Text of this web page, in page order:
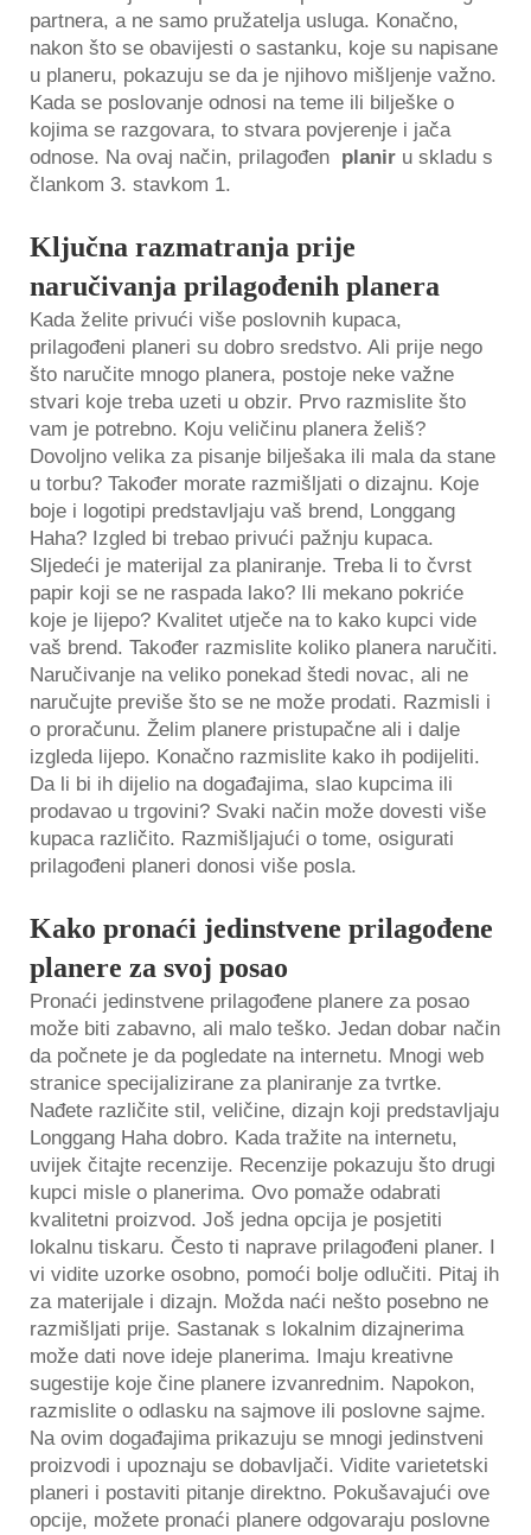
partnera, a ne samo pružatelja usluga. Konačno,
nakon što se obavijesti o sastanku, koje su napisane
u planeru, pokazuju se da je njihovo mišljenje važno.
Kada se poslovanje odnosi na teme ili bilješke o
kojima se razgovara, to stvara povjerenje i jača
odnose. Na ovaj način, prilagođen planir u skladu s
člankom 3. stavkom 1.
Ključna razmatranja prije
naručivanja prilagođenih planera
Kada želite privući više poslovnih kupaca,
prilagođeni planeri su dobro sredstvo. Ali prije nego
što naručite mnogo planera, postoje neke važne
stvari koje treba uzeti u obzir. Prvo razmislite što
vam je potrebno. Koju veličinu planera želiš?
Dovoljno velika za pisanje bilješaka ili mala da stane
u torbu? Također morate razmišljati o dizajnu. Koje
boje i logotipi predstavljaju vaš brend, Longgang
Haha? Izgled bi trebao privući pažnju kupaca.
Sljedeći je materijal za planiranje. Treba li to čvrst
papir koji se ne raspada lako? Ili mekano pokriće
koje je lijepo? Kvalitet utječe na to kako kupci vide
vaš brend. Također razmislite koliko planera naručiti.
Naručivanje na veliko ponekad štedi novac, ali ne
naručujte previše što se ne može prodati. Razmisli i
o proračunu. Želim planere pristupačne ali i dalje
izgleda lijepo. Konačno razmislite kako ih podijeliti.
Da li bi ih dijelio na događajima, slao kupcima ili
prodavao u trgovini? Svaki način može dovesti više
kupaca različito. Razmišljajući o tome, osigurati
prilagođeni planeri donosi više posla.
Kako pronaći jedinstvene prilagođene
planere za svoj posao
Pronaći jedinstvene prilagođene planere za posao
može biti zabavno, ali malo teško. Jedan dobar način
da počnete je da pogledate na internetu. Mnogi web
stranice specijalizirane za planiranje za tvrtke.
Nađete različite stil, veličine, dizajn koji predstavljaju
Longgang Haha dobro. Kada tražite na internetu,
uvijek čitajte recenzije. Recenzije pokazuju što drugi
kupci misle o planerima. Ovo pomaže odabrati
kvalitetni proizvod. Još jedna opcija je posjetiti
lokalnu tiskaru. Često ti naprave prilagođeni planer. I
vi vidite uzorke osobno, pomoći bolje odlučiti. Pitaj ih
za materijale i dizajn. Možda naći nešto posebno ne
razmišljati prije. Sastanak s lokalnim dizajnerima
može dati nove ideje planerima. Imaju kreativne
sugestije koje čine planere izvanrednim. Napokon,
razmislite o odlasku na sajmove ili poslovne sajme.
Na ovim događajima prikazuju se mnogi jedinstveni
proizvodi i upoznaju se dobavljači. Vidite varietetski
planeri i postaviti pitanje direktno. Pokušavajući ove
opcije, možete pronaći planere odgovaraju poslovne